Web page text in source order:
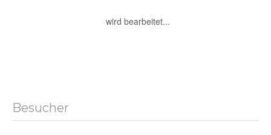
wird bearbeitet...
Besucher